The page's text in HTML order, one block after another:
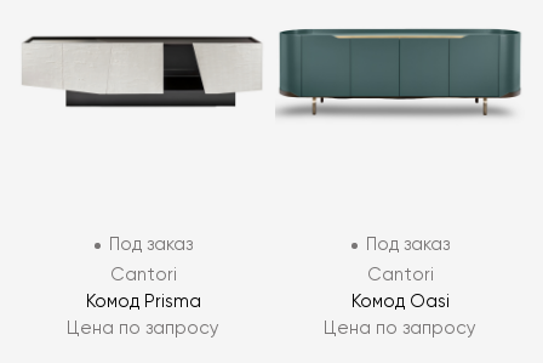
Под заказ
Cantori
Комод Prisma
Цена по запросу
Под заказ
Cantori
Комод Oasi
Цена по запросу